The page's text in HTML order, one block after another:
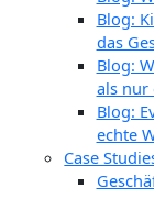
Blog:
das
Blog:
als nur
Blog:
echte
Case